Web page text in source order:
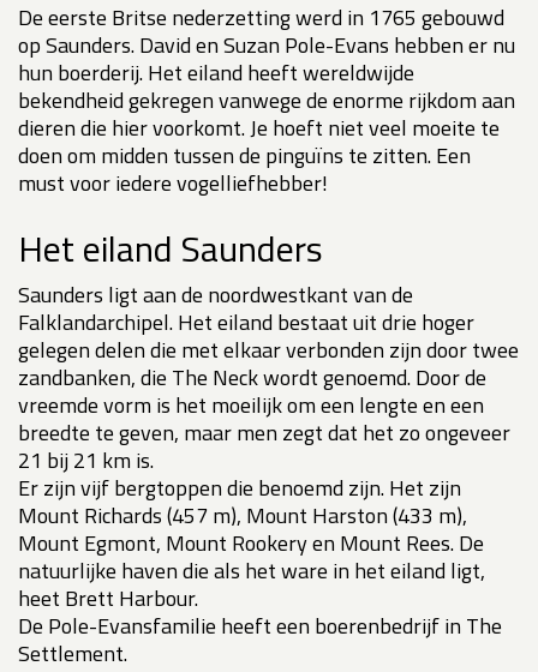
De eerste Britse nederzetting werd in 1765 gebouwd
op Saunders. David en Suzan Pole-Evans hebben er nu
hun boerderij. Het eiland heeft wereldwijde
bekendheid gekregen vanwege de enorme rijkdom aan
dieren die hier voorkomt. Je hoeft niet veel moeite te
doen om midden tussen de pinguïns te zitten. Een
must voor iedere vogelliefhebber!
Het eiland Saunders
Saunders ligt aan de noordwestkant van de
Falklandarchipel. Het eiland bestaat uit drie hoger
gelegen delen die met elkaar verbonden zijn door twee
zandbanken, die The Neck wordt genoemd. Door de
vreemde vorm is het moeilijk om een lengte en een
breedte te geven, maar men zegt dat het zo ongeveer
21 bij 21 km is.
Er zijn vijf bergtoppen die benoemd zijn. Het zijn
Mount Richards (457 m), Mount Harston (433 m),
Mount Egmont, Mount Rookery en Mount Rees. De
natuurlijke haven die als het ware in het eiland ligt,
heet Brett Harbour.
De Pole-Evansfamilie heeft een boerenbedrijf in The
Settlement.